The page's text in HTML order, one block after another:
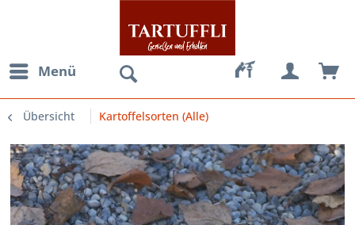
Menü
Übersicht Kartoffelsorten (Alle)